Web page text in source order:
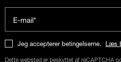
E-mail*
Jeg accepterer betingelserne. Læs
Dette websted er beskyttet af reCAPTCHA